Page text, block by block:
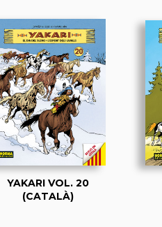
YAKARI VOL. 20
(CATALÀ)